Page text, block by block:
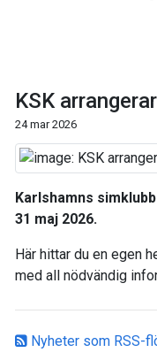
Nyheter som RSS-
KSK
24 mar 2026
Karlshamns
31 maj 2026.
Här hittar du en egen
med all nödvändig